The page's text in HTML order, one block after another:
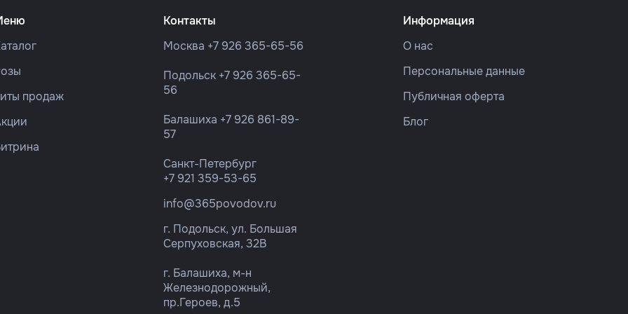
продаж
Контакты
Москва +7 926 365-65-56
Подольск +7 926 365-65-
56
Балашиха +7 926 861-89-
57
Санкт-Петербург
+7 921 359-53-65
info@365povodov.ru
г. Подольск, ул. Большая
Серпуховская, 32В
г. Балашиха, м-н
Железнодорожный,
пр.Героев, д.5
Информация
О нас
Персональные данные
Публичная оферта
Блог